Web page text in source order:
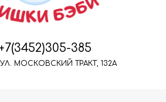
385
МОСКОВСКИЙ ТРАКТ, 132А